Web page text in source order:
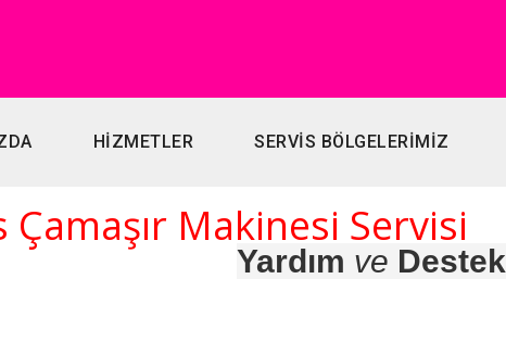
HİZMETLER SERVİS BÖLGELERİMİZ
Makinesi Servisi
Yardım ve Destek